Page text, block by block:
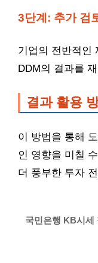
3단계: 추가 검
기업의 전반적인
DDM의 결과를
결과 활용
이 방법을 통해
인 영향을 미칠
더 풍부한 투자
국민은행 KB시세